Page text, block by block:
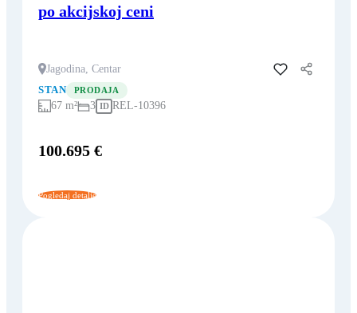
po akcijskoj ceni
Jagodina, Centar
Dodaj u favorite
STAN
PRODAJA
67 m² 3 ID REL-10396
100.695 €
Pogledaj detalje